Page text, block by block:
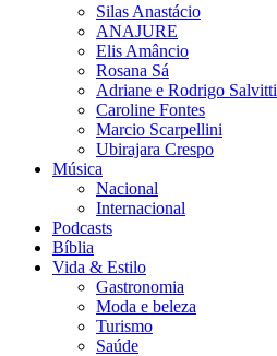
Silas Anastácio
ANAJURE
Elis Amâncio
Rosana Sá
Adriane e Rodrigo Salvitti
Caroline Fontes
Marcio Scarpellini
Ubirajara Crespo
Música
Nacional
Internacional
Podcasts
Bíblia
Vida & Estilo
Gastronomia
Moda e beleza
Turismo
Saúde